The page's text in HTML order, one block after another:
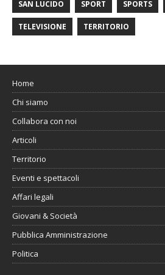
SAN LUCIDO SPORT SPORTS
TELEVISIONE TERRITORIO
Home
Chi siamo
Collabora con noi
Articoli
Territorio
Eventi e spettacoli
Affari legali
Giovani & Società
Pubblica Amministrazione
Politica